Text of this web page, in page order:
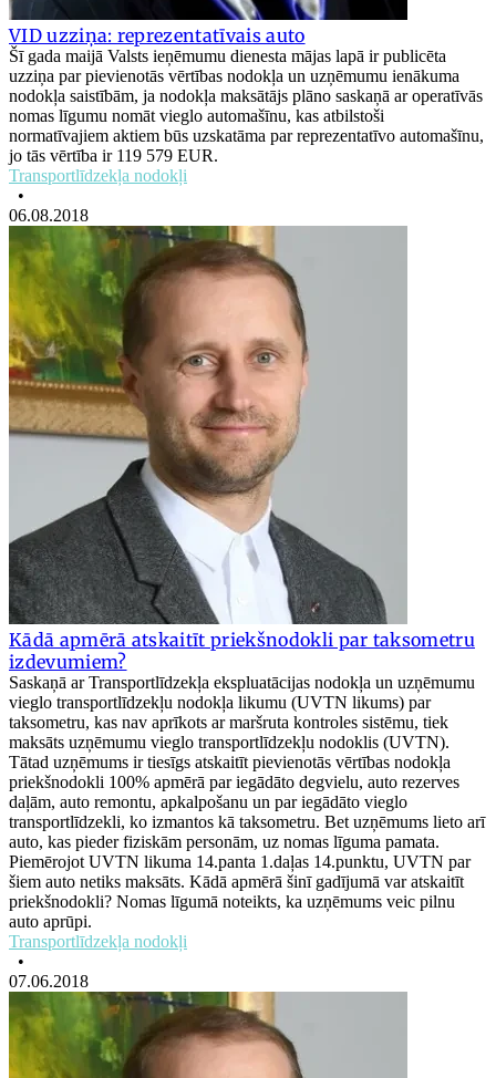
VID uzziņa: reprezentatīvais auto
Šī gada maijā Valsts ieņēmumu dienesta mājas lapā ir publicēta
uzziņa par pievienotās vērtības nodokļa un uzņēmumu ienākuma
nodokļa saistībām, ja nodokļa maksātājs plāno saskaņā ar operatīvās
nomas līgumu nomāt vieglo automašīnu, kas atbilstoši
normatīvajiem aktiem būs uzskatāma par reprezentatīvo automašīnu,
jo tās vērtība ir 119 579 EUR.
Transportlīdzekļa nodokļi
•
06.08.2018
Kādā apmērā atskaitīt priekšnodokli par taksometru
izdevumiem?
Saskaņā ar Transportlīdzekļa ekspluatācijas nodokļa un uzņēmumu
vieglo transportlīdzekļu nodokļa likumu (UVTN likums) par
taksometru, kas nav aprīkots ar maršruta kontroles sistēmu, tiek
maksāts uzņēmumu vieglo transportlīdzekļu nodoklis (UVTN).
Tātad uzņēmums ir tiesīgs atskaitīt pievienotās vērtības nodokļa
priekšnodokli 100% apmērā par iegādāto degvielu, auto rezerves
daļām, auto remontu, apkalpošanu un par iegādāto vieglo
transportlīdzekli, ko izmantos kā taksometru. Bet uzņēmums lieto arī
auto, kas pieder fiziskām personām, uz nomas līguma pamata.
Piemērojot UVTN likuma 14.panta 1.daļas 14.punktu, UVTN par
šiem auto netiks maksāts. Kādā apmērā šinī gadījumā var atskaitīt
priekšnodokli? Nomas līgumā noteikts, ka uzņēmums veic pilnu
auto aprūpi.
Transportlīdzekļa nodokļi
•
07.06.2018